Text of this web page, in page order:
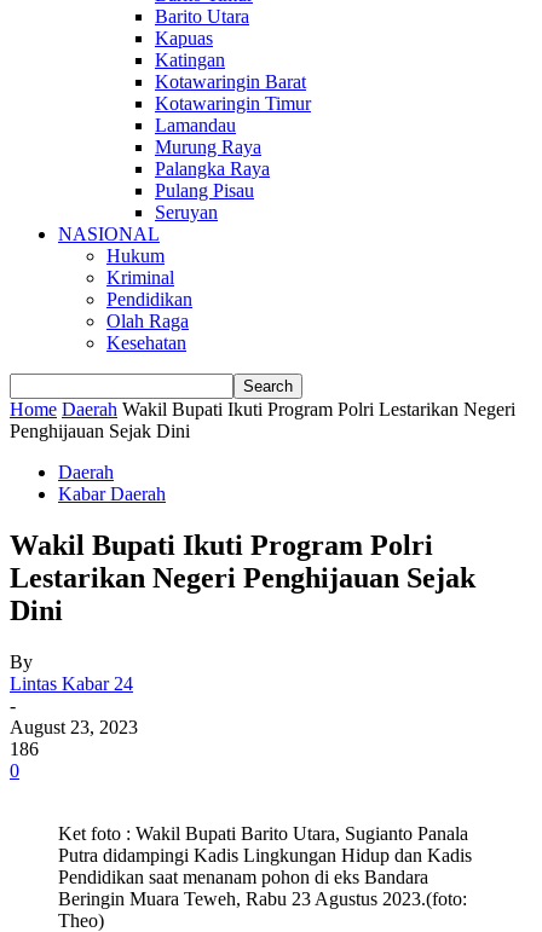
Barito Utara
Kapuas
Katingan
Kotawaringin Barat
Kotawaringin Timur
Lamandau
Murung Raya
Palangka Raya
Pulang Pisau
Seruyan
NASIONAL
Hukum
Kriminal
Pendidikan
Olah Raga
Kesehatan
Home Daerah Wakil Bupati Ikuti Program Polri Lestarikan Negeri
Penghijauan Sejak Dini
Daerah
Kabar Daerah
Wakil Bupati Ikuti Program Polri
Lestarikan Negeri Penghijauan Sejak
Dini
By
Lintas Kabar 24
-
August 23, 2023
186
0
Ket foto : Wakil Bupati Barito Utara, Sugianto Panala
Putra didampingi Kadis Lingkungan Hidup dan Kadis
Pendidikan saat menanam pohon di eks Bandara
Beringin Muara Teweh, Rabu 23 Agustus 2023.(foto:
Theo)